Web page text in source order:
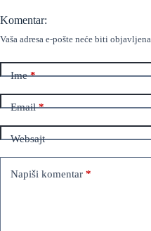
Komentar:
Vaša adresa e-pošte neće biti objavljena.
Ime*
Email*
Websajt
Napiši komentar *